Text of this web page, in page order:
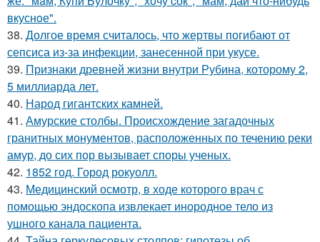
вкуснoе".
38. Долгое время считалось, что жертвы погибают от
сепсиса из-за инфекции, занесенной при укусе.
39. Признаки древней жизни внутри Рубина, которому 2,
5 миллиарда лет.
40. Народ гигантских камней.
41. Амурские столбы. Происхождение загадочных
гранитных монументов, расположенных по течению реки
амур, до сих пор вызывает споры ученых.
42. 1852 год. Город рокуолл.
43. Медицинский осмотр, в ходе которого врач с
помощью эндоскопа извлекает инородное тело из
ушного канала пациента.